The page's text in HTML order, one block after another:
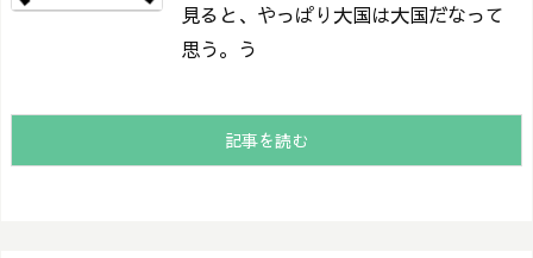
見ると、やっぱり大国は大国だなって
思う。う
記事を読む